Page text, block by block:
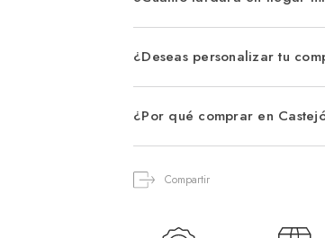
¿Deseas personalizar tu
¿Por qué comprar en
Compartir